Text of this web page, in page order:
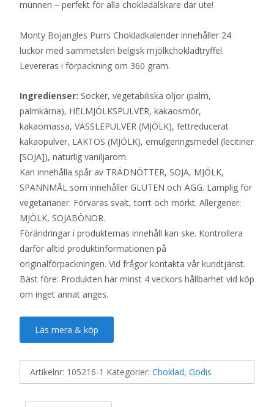
munnen – perfekt för alla chokladälskare där ute!
Monty Bojangles Purrs Chokladkalender innehåller 24
luckor med sammetslen belgisk mjölkchokladtryffel.
Levereras i förpackning om 360 gram.
Ingredienser: Socker, vegetabiliska oljor (palm,
palmkärna), HELMJÖLKSPULVER, kakaosmör,
kakaomassa, VASSLEPULVER (MJÖLK), fettreducerat
kakaopulver, LAKTOS (MJÖLK), emulgeringsmedel (lecitiner
[SOJA]), naturlig vaniljarom.
Kan innehålla spår av TRÄDNÖTTER, SOJA, MJÖLK,
SPANNMÅL som innehåller GLUTEN och ÄGG. Lämplig för
vegetarianer. Förvaras svalt, torrt och mörkt. Allergener:
MJÖLK, SOJABÖNOR.
Förändringar i produkternas innehåll kan ske. Kontrollera
därför alltid produktinformationen på
originalförpackningen. Vid frågor kontakta vår kundtjänst.
Bäst före: Produkten har minst 4 veckors hållbarhet vid köp
om inget annat anges.
Läs mera & köp
Artikelnr: 105216-1 Kategorier: Choklad, Godis